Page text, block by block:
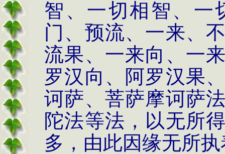
智、一切相智、一
门、预流、一来、
流果、一来向、一
罗汉向、阿罗汉果
诃萨、菩萨摩诃萨
陀法等法，以无所
多，由此因缘无所